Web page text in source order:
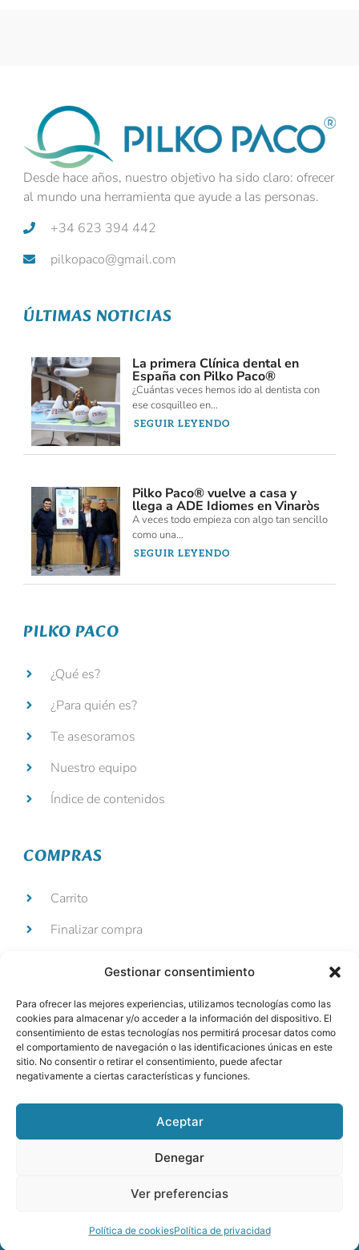
Gestionar consentimiento
Para ofrecer las mejores experiencias, utilizamos tecnologías como las
cookies para almacenar y/o acceder a la información del dispositivo. El
consentimiento de estas tecnologías nos permitirá procesar datos como
el comportamiento de navegación o las identificaciones únicas en este
sitio. No consentir o retirar el consentimiento, puede afectar
negativamente a ciertas características y funciones.
Aceptar
Denegar
Ver preferencias
Política de cookiesPolítica de privacidad
Desde hace años, nuestro objetivo ha sido claro: ofrecer
al mundo una herramienta que ayude a las personas.
+34 623 394 442
pilkopaco@gmail.com
ÚLTIMAS NOTICIAS
La primera Clínica dental en
España con Pilko Paco®
¿Cuántas veces hemos ido al dentista con
ese cosquilleo en...
SEGUIR LEYENDO
Pilko Paco® vuelve a casa y
llega a ADE Idiomes en Vinaròs
A veces todo empieza con algo tan sencillo
como una...
SEGUIR LEYENDO
PILKO PACO
¿Qué es?
¿Para quién es?
Te asesoramos
Nuestro equipo
Índice de contenidos
COMPRAS
Carrito
Finalizar compra
Copyright © 2025 | Edimar Novo Styl
Diseño, Desarrollo Web y SEO de